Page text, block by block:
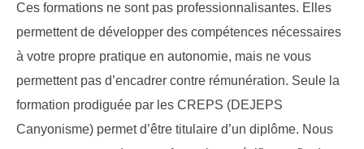
Ces formations ne sont pas professionnalisantes. Elles
permettent de développer des compétences nécessaires
à votre propre pratique en autonomie, mais ne vous
permettent pas d’encadrer contre rémunération. Seule la
formation prodiguée par les CREPS (DEJEPS
Canyonisme) permet d’être titulaire d’un diplôme. Nous